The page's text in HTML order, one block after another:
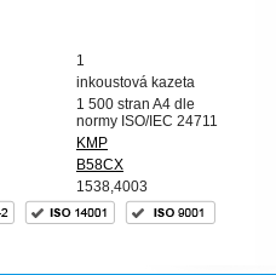
1
inkoustová kazeta
1 500 stran A4 dle
normy ISO/IEC 24711
KMP
B58CX
1538,4003